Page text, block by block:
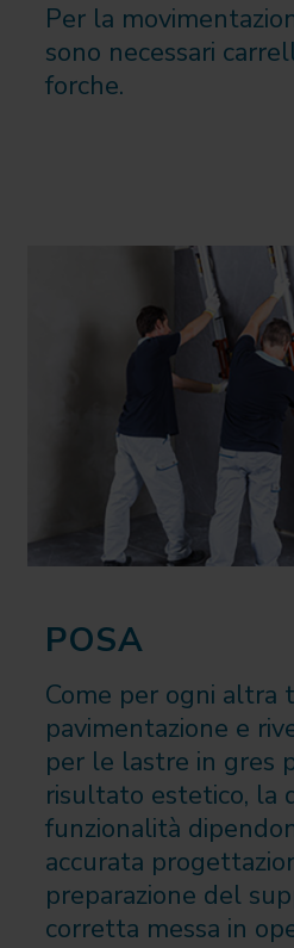
Per la
sono necessari
forche.
POSA
Come per ogni altra
pavimentazione e
per le lastre in gres
risultato estetico, la
funzionalità
accurata
preparazione del
corretta messa in